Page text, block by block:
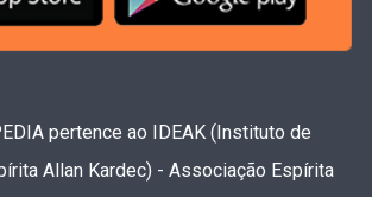
pertence ao IDEAK (Instituto de
Allan Kardec) - Associação Espírita